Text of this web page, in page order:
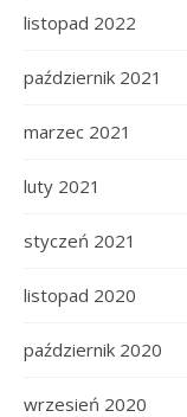
listopad 2022
październik 2021
marzec 2021
luty 2021
styczeń 2021
listopad 2020
październik 2020
wrzesień 2020